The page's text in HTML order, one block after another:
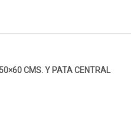
CMS. Y PATA CENTRAL